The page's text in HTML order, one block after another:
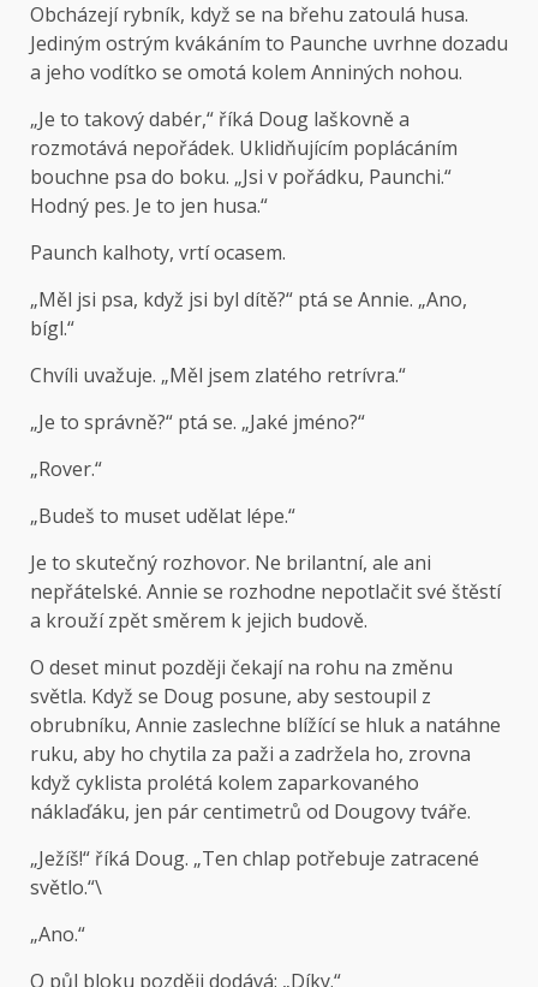
Obcházejí rybník, když se na břehu zatoulá husa.
Jediným ostrým kvákáním to Paunche uvrhne dozadu
a jeho vodítko se omotá kolem Anniných nohou.
„Je to takový dabér,“ říká Doug laškovně a
rozmotává nepořádek. Uklidňujícím poplácáním
bouchne psa do boku. „Jsi v pořádku, Paunchi.“
Hodný pes. Je to jen husa.“
Paunch kalhoty, vrtí ocasem.
„Měl jsi psa, když jsi byl dítě?“ ptá se Annie. „Ano,
bígl.“
Chvíli uvažuje. „Měl jsem zlatého retrívra.“
„Je to správně?“ ptá se. „Jaké jméno?“
„Rover.“
„Budeš to muset udělat lépe.“
Je to skutečný rozhovor. Ne brilantní, ale ani
nepřátelské. Annie se rozhodne nepotlačit své štěstí
a krouží zpět směrem k jejich budově.
O deset minut později čekají na rohu na změnu
světla. Když se Doug posune, aby sestoupil z
obrubníku, Annie zaslechne blížící se hluk a natáhne
ruku, aby ho chytila ​​za paži a zadržela ho, zrovna
když cyklista prolétá kolem zaparkovaného
náklaďáku, jen pár centimetrů od Dougovy tváře.
„Ježíš!“ říká Doug. „Ten chlap potřebuje zatracené
světlo.“\
„Ano.“
O půl bloku později dodává: „Díky.“